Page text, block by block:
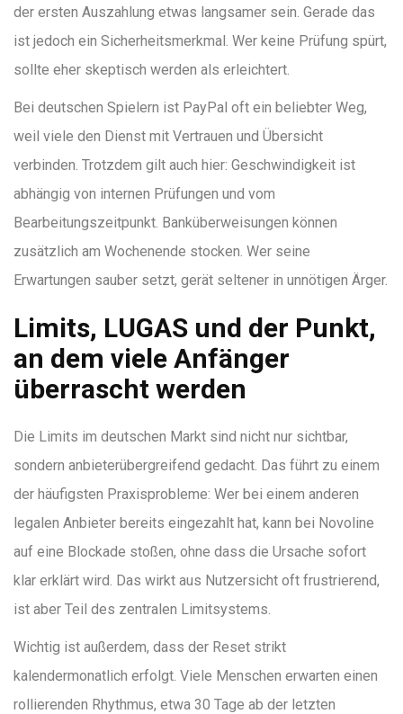
der ersten Auszahlung etwas langsamer sein. Gerade das
ist jedoch ein Sicherheitsmerkmal. Wer keine Prüfung spürt,
sollte eher skeptisch werden als erleichtert.
Bei deutschen Spielern ist PayPal oft ein beliebter Weg,
weil viele den Dienst mit Vertrauen und Übersicht
verbinden. Trotzdem gilt auch hier: Geschwindigkeit ist
abhängig von internen Prüfungen und vom
Bearbeitungszeitpunkt. Banküberweisungen können
zusätzlich am Wochenende stocken. Wer seine
Erwartungen sauber setzt, gerät seltener in unnötigen Ärger.
Limits, LUGAS und der Punkt,
an dem viele Anfänger
überrascht werden
Die Limits im deutschen Markt sind nicht nur sichtbar,
sondern anbieterübergreifend gedacht. Das führt zu einem
der häufigsten Praxisprobleme: Wer bei einem anderen
legalen Anbieter bereits eingezahlt hat, kann bei Novoline
auf eine Blockade stoßen, ohne dass die Ursache sofort
klar erklärt wird. Das wirkt aus Nutzersicht oft frustrierend,
ist aber Teil des zentralen Limitsystems.
Wichtig ist außerdem, dass der Reset strikt
kalendermonatlich erfolgt. Viele Menschen erwarten einen
rollierenden Rhythmus, etwa 30 Tage ab der letzten